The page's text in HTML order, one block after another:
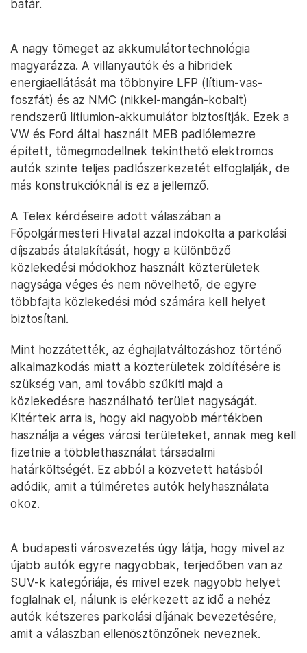
batár.
A nagy tömeget az akkumulátortechnológia
magyarázza. A villanyautók és a hibridek
energiaellátását ma többnyire LFP (lítium-vas-
foszfát) és az NMC (nikkel-mangán-kobalt)
rendszerű lítiumion-akkumulátor biztosítják. Ezek a
VW és Ford által használt MEB padlólemezre
épített, tömegmodellnek tekinthető elektromos
autók szinte teljes padlószerkezetét elfoglalják, de
más konstrukcióknál is ez a jellemző.
A Telex kérdéseire adott válaszában a
Főpolgármesteri Hivatal azzal indokolta a parkolási
díjszabás átalakítását, hogy a különböző
közlekedési módokhoz használt közterületek
nagysága véges és nem növelhető, de egyre
többfajta közlekedési mód számára kell helyet
biztosítani.
Mint hozzátették, az éghajlatváltozáshoz történő
alkalmazkodás miatt a közterületek zöldítésére is
szükség van, ami tovább szűkíti majd a
közlekedésre használható terület nagyságát.
Kitértek arra is, hogy aki nagyobb mértékben
használja a véges városi területeket, annak meg kell
fizetnie a többlethasználat társadalmi
határköltségét. Ez abból a közvetett hatásból
adódik, amit a túlméretes autók helyhasználata
okoz.
A budapesti városvezetés úgy látja, hogy mivel az
újabb autók egyre nagyobbak, terjedőben van az
SUV-k kategóriája, és mivel ezek nagyobb helyet
foglalnak el, nálunk is elérkezett az idő a nehéz
autók kétszeres parkolási díjának bevezetésére,
amit a válaszban ellenösztönzőnek neveznek.